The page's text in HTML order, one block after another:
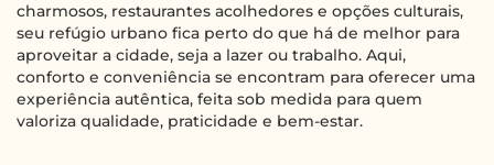
charmosos, restaurantes acolhedores e opções culturais,
seu refúgio urbano fica perto do que há de melhor para
aproveitar a cidade, seja a lazer ou trabalho. Aqui,
conforto e conveniência se encontram para oferecer uma
experiência autêntica, feita sob medida para quem
valoriza qualidade, praticidade e bem-estar.